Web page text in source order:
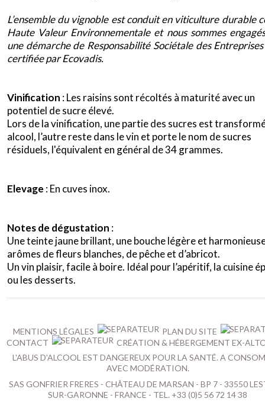
L’ensemble du vignoble est conduit en viticulture durable
Haute Valeur Environnementale et nous sommes
une démarche de Responsabilité Sociétale des Entreprises
certifiée par Ecovadis.
Vinification : Les raisins sont récoltés à maturité avec un
potentiel de sucre élevé.
Lors de la vinification, une partie des sucres est
alcool, l’autre reste dans le vin et porte le nom de sucres
résiduels, l'équivalent en général de 34 grammes.
Elevage : En cuves inox.
Notes de dégustation :
Une teinte jaune brillant, une bouche légère et
arômes de fleurs blanches, de pêche et d’abricot.
Un vin plaisir, facile à boire. Idéal pour l’apéritif, la cuisine
ou les desserts.
MENTIONS LÉGALES
PLAN DU SITE
CONTACT
CRÉATION & HÉBERGEMENT EX-
L'ABUS D'ALCOOL EST DANGEREUX POUR LA SANTÉ. A
AVEC MODÉRATION.
SAS GONFRIER FRERES - CHÂTEAU DE MARSAN - BP 7 - 33550
SUR-GARONNE - FRANCE - TEL. +33 (0)5 56 72 14 38